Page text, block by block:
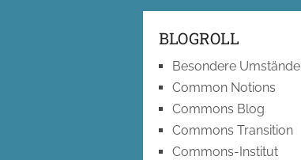
BLOGROLL
Besondere Umstände
Common Notions
Commons Blog
Commons Transition
Commons-Institut